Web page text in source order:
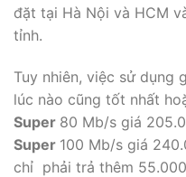
đặt tại Hà Nội và HCM
tỉnh.
Tuy nhiên, việc sử dụng
lúc nào cũng tốt nhất
Super 80 Mb/s giá
Super 100 Mb/s giá
chỉ phải trả thêm